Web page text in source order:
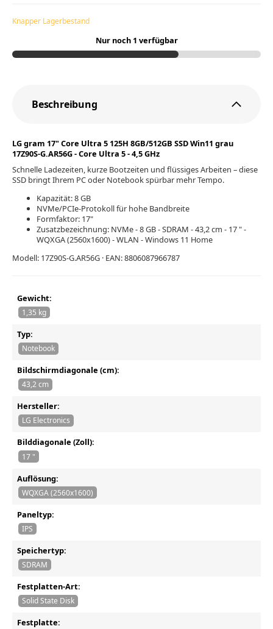
Knapper Lagerbestand
Nur noch 1 verfügbar
Beschreibung
LG gram 17" Core Ultra 5 125H 8GB/512GB SSD Win11 grau
17Z90S-G.AR56G - Core Ultra 5 - 4,5 GHz
Schnelle Ladezeiten, kurze Bootzeiten und flüssiges Arbeiten – diese
SSD bringt Ihrem PC oder Notebook spürbar mehr Tempo.
Kapazität: 8 GB
NVMe/PCIe-Protokoll für hohe Bandbreite
Formfaktor: 17"
Zusatzbezeichnung: NVMe - 8 GB - SDRAM - 43,2 cm - 17 " -
WQXGA (2560x1600) - WLAN - Windows 11 Home
Modell: 17Z90S-G.AR56G · EAN: 8806087966787
Gewicht:
1,35 kg
Typ:
Notebook
Bildschirmdiagonale (cm):
43,2 cm
Hersteller:
LG Electronics
Bilddiagonale (Zoll):
17 "
Auflösung:
WQXGA (2560x1600)
Paneltyp:
IPS
Speichertyp:
SDRAM
Festplatten-Art:
Solid State Disk
Festplatte: